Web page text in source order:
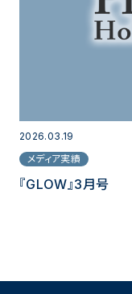
2026.03.19
メディア実績
『GLOW』3月号